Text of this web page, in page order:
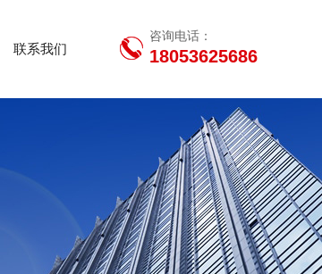
联系我们
咨询电话：
18053625686